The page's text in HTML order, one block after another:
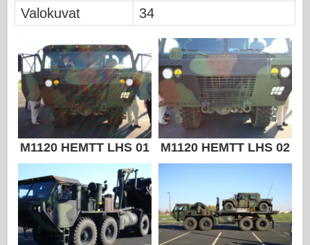
Tamiya
Tristar
Trumpetisti
Zvezda
Albumit - Valokuvat
Kävele ympäriinsä
Kirjoja
Dvd
Meihin yhteyttä
Valokuvat
34
M1120 HEMTT LHS 01 M1120 HEMTT LHS 02